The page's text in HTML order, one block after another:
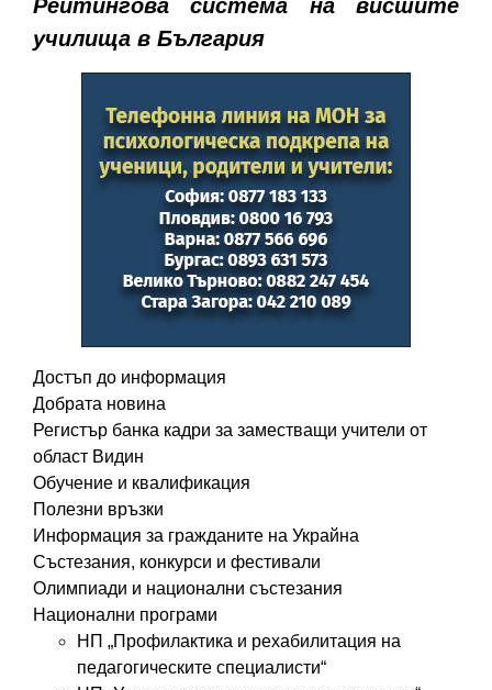
Рейтингова система на висшите
училища в България
Достъп до информация
Добрата новина
Регистър банка кадри за заместващи учители от
област Видин
Обучение и квалификация
Полезни връзки
Информация за гражданите на Украйна
Състезания, конкурси и фестивали
Олимпиади и национални състезания
Национални програми
НП „Профилактика и рехабилитация на
педагогическите специалисти“